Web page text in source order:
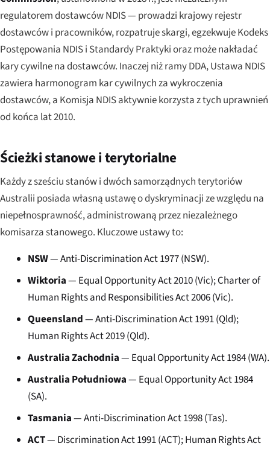
regulatorem dostawców NDIS — prowadzi krajowy rejestr
dostawców i pracowników, rozpatruje skargi, egzekwuje Kodeks
Postępowania NDIS i Standardy Praktyki oraz może nakładać
kary cywilne na dostawców. Inaczej niż ramy DDA, Ustawa NDIS
zawiera harmonogram kar cywilnych za wykroczenia
dostawców, a Komisja NDIS aktywnie korzysta z tych uprawnień
od końca lat 2010.
Ścieżki stanowe i terytorialne
Każdy z sześciu stanów i dwóch samorządnych terytoriów
Australii posiada własną ustawę o dyskryminacji ze względu na
niepełnosprawność, administrowaną przez niezależnego
komisarza stanowego. Kluczowe ustawy to:
NSW— Anti-Discrimination Act 1977 (NSW).
Wiktoria— Equal Opportunity Act 2010 (Vic); Charter of
Human Rights and Responsibilities Act 2006 (Vic).
Queensland— Anti-Discrimination Act 1991 (Qld);
Human Rights Act 2019 (Qld).
Australia Zachodnia— Equal Opportunity Act 1984 (WA).
Australia Południowa— Equal Opportunity Act 1984
(SA).
Tasmania— Anti-Discrimination Act 1998 (Tas).
ACT— Discrimination Act 1991 (ACT); Human Rights Act